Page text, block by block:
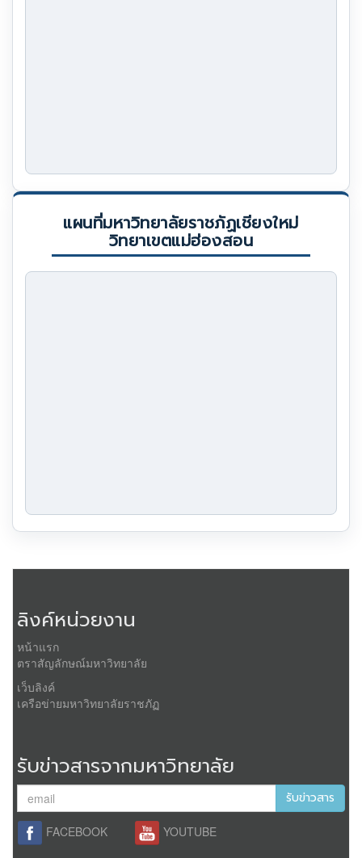
แผนที่มหาวิทยาลัยราชภัฏเชียงใหม่
วิทยาเขตแม่ฮ่องสอน
ลิงค์หน่วยงาน
หน้าแรก
ตราสัญลักษณ์มหาวิทยาลัย
เว็บลิงค์
เครือข่ายมหาวิทยาลัยราชภัฏ
รับข่าวสารจากมหาวิทยาลัย
รับข่าวสาร
FACEBOOK YOUTUBE